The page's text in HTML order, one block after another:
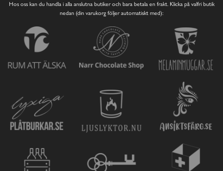
Hos oss kan du handla i alla anslutna butiker och bara betala en frakt. Klicka på valfri butik
nedan (din varukorg följer automatiskt med):